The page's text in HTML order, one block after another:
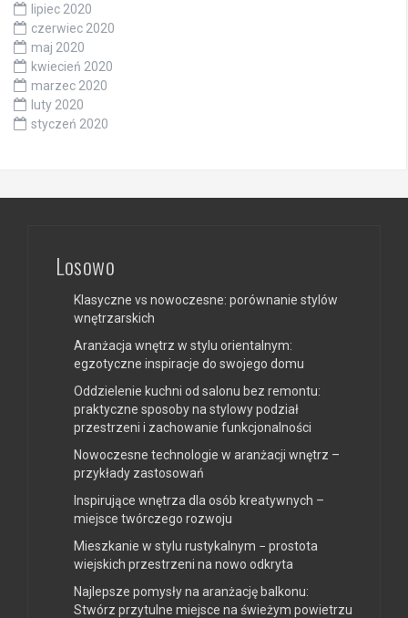
lipiec 2020
czerwiec 2020
maj 2020
kwiecień 2020
marzec 2020
luty 2020
styczeń 2020
Losowo
Klasyczne vs nowoczesne: porównanie stylów
wnętrzarskich
Aranżacja wnętrz w stylu orientalnym:
egzotyczne inspiracje do swojego domu
Oddzielenie kuchni od salonu bez remontu:
praktyczne sposoby na stylowy podział
przestrzeni i zachowanie funkcjonalności
Nowoczesne technologie w aranżacji wnętrz –
przykłady zastosowań
Inspirujące wnętrza dla osób kreatywnych –
miejsce twórczego rozwoju
Mieszkanie w stylu rustykalnym − prostota
wiejskich przestrzeni na nowo odkryta
Najlepsze pomysły na aranżację balkonu:
Stwórz przytulne miejsce na świeżym powietrzu